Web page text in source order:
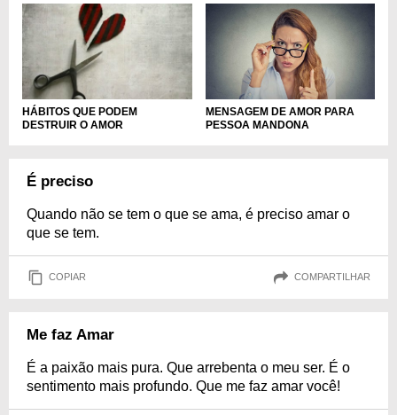
HÁBITOS QUE PODEM
DESTRUIR O AMOR
MENSAGEM DE AMOR PARA
PESSOA MANDONA
É preciso
Quando não se tem o que se ama, é preciso amar o
que se tem.
COPIAR COMPARTILHAR
Me faz Amar
É a paixão mais pura. Que arrebenta o meu ser. É o
sentimento mais profundo. Que me faz amar você!